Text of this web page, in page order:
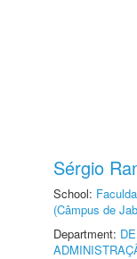
Sérgio
School:
(Câmpus de
Department: